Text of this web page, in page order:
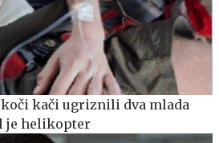
kači ugriznili dva mlada
je helikopter